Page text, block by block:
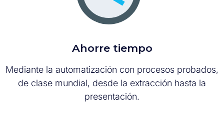
Ahorre tiempo
Mediante la automatización con procesos probados,
de clase mundial, desde la extracción hasta la
presentación.